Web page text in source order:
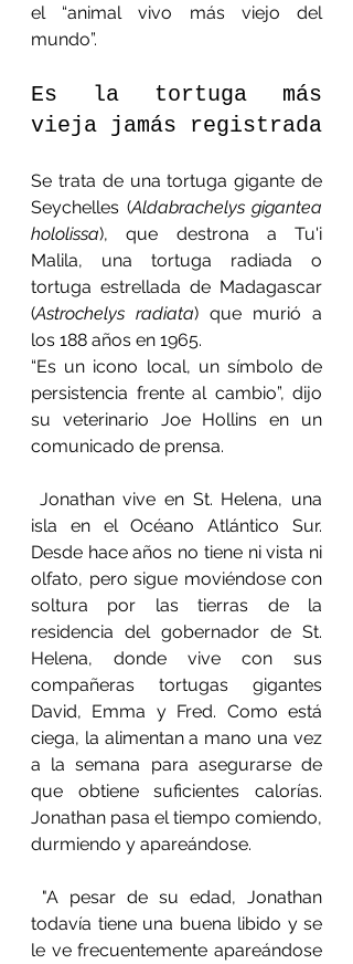
el “animal vivo más viejo del
mundo”.
Es la tortuga más
vieja jamás registrada
Se trata de una tortuga gigante de
Seychelles (Aldabrachelys gigantea
hololissa), que destrona a Tu'i
Malila, una tortuga radiada o
tortuga estrellada de Madagascar
(Astrochelys radiata) que murió a
los 188 años en 1965.
“Es un icono local, un símbolo de
persistencia frente al cambio”, dijo
su veterinario Joe Hollins en un
comunicado de prensa.
isla en el Océano Atlántico Sur.
Desde hace años no tiene ni vista ni
olfato, pero sigue moviéndose con
soltura por las tierras de la
residencia del gobernador de St.
Helena, donde vive con sus
compañeras tortugas gigantes
David, Emma y Fred. Como está
ciega, la alimentan a mano una vez
a la semana para asegurarse de
que obtiene suficientes calorías.
Jonathan pasa el tiempo comiendo,
durmiendo y apareándose.
todavía tiene una buena libido y se
le ve frecuentemente apareándose